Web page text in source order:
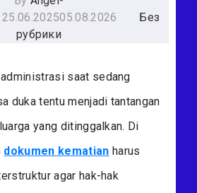
25.06.202505.08.2026
Без
рубрики
saat sedang
duka tentu menjadi tantangan
yang ditinggalkan. Di
dokumen kematian harus
agar hak-hak